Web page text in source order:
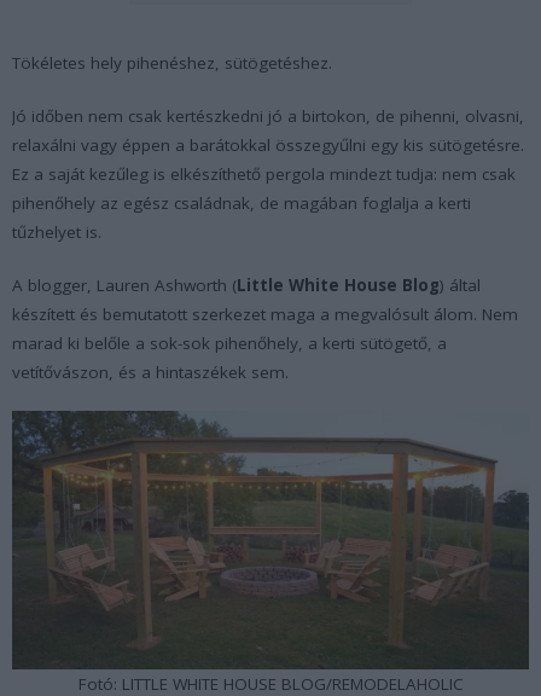
Tökéletes hely pihenéshez, sütögetéshez.
Jó időben nem csak kertészkedni jó a birtokon, de pihenni, olvasni,
relaxálni vagy éppen a barátokkal összegyűlni egy kis sütögetésre.
Ez a saját kezűleg is elkészíthető pergola mindezt tudja: nem csak
pihenőhely az egész családnak, de magában foglalja a kerti
tűzhelyet is.
A blogger, Lauren Ashworth (Little White House Blog) által
készített és bemutatott szerkezet maga a megvalósult álom. Nem
marad ki belőle a sok-sok pihenőhely, a kerti sütögető, a
vetítővászon, és a hintaszékek sem.
Fotó: LITTLE WHITE HOUSE BLOG/REMODELAHOLIC